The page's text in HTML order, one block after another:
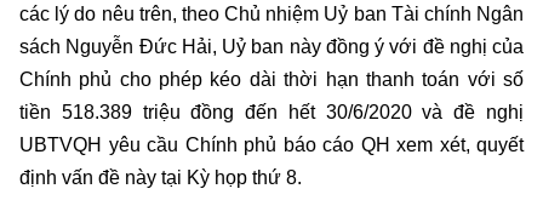
các lý do nêu trên, theo Chủ nhiệm Uỷ ban Tài chính Ngân
sách Nguyễn Đức Hải, Uỷ ban này đồng ý với đề nghị của
Chính phủ cho phép kéo dài thời hạn thanh toán với số
tiền 518.389 triệu đồng đến hết 30/6/2020 và đề nghị
UBTVQH yêu cầu Chính phủ báo cáo QH xem xét, quyết
định vấn đề này tại Kỳ họp thứ 8.